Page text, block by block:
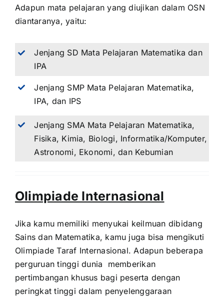
Adapun mata pelajaran yang diujikan dalam OSN
diantaranya, yaitu:
Jenjang SD Mata Pelajaran Matematika dan
IPA
Jenjang SMP Mata Pelajaran Matematika,
IPA, dan IPS
Jenjang SMA Mata Pelajaran Matematika,
Fisika, Kimia, Biologi, Informatika/Komputer,
Astronomi, Ekonomi, dan Kebumian
Olimpiade Internasional
Jika kamu memiliki menyukai keilmuan dibidang
Sains dan Matematika, kamu juga bisa mengikuti
Olimpiade Taraf Internasional. Adapun beberapa
perguruan tinggi dunia memberikan
pertimbangan khusus bagi peserta dengan
peringkat tinggi dalam penyelenggaraan